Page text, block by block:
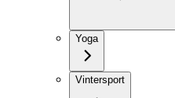
Yoga
Vintersport